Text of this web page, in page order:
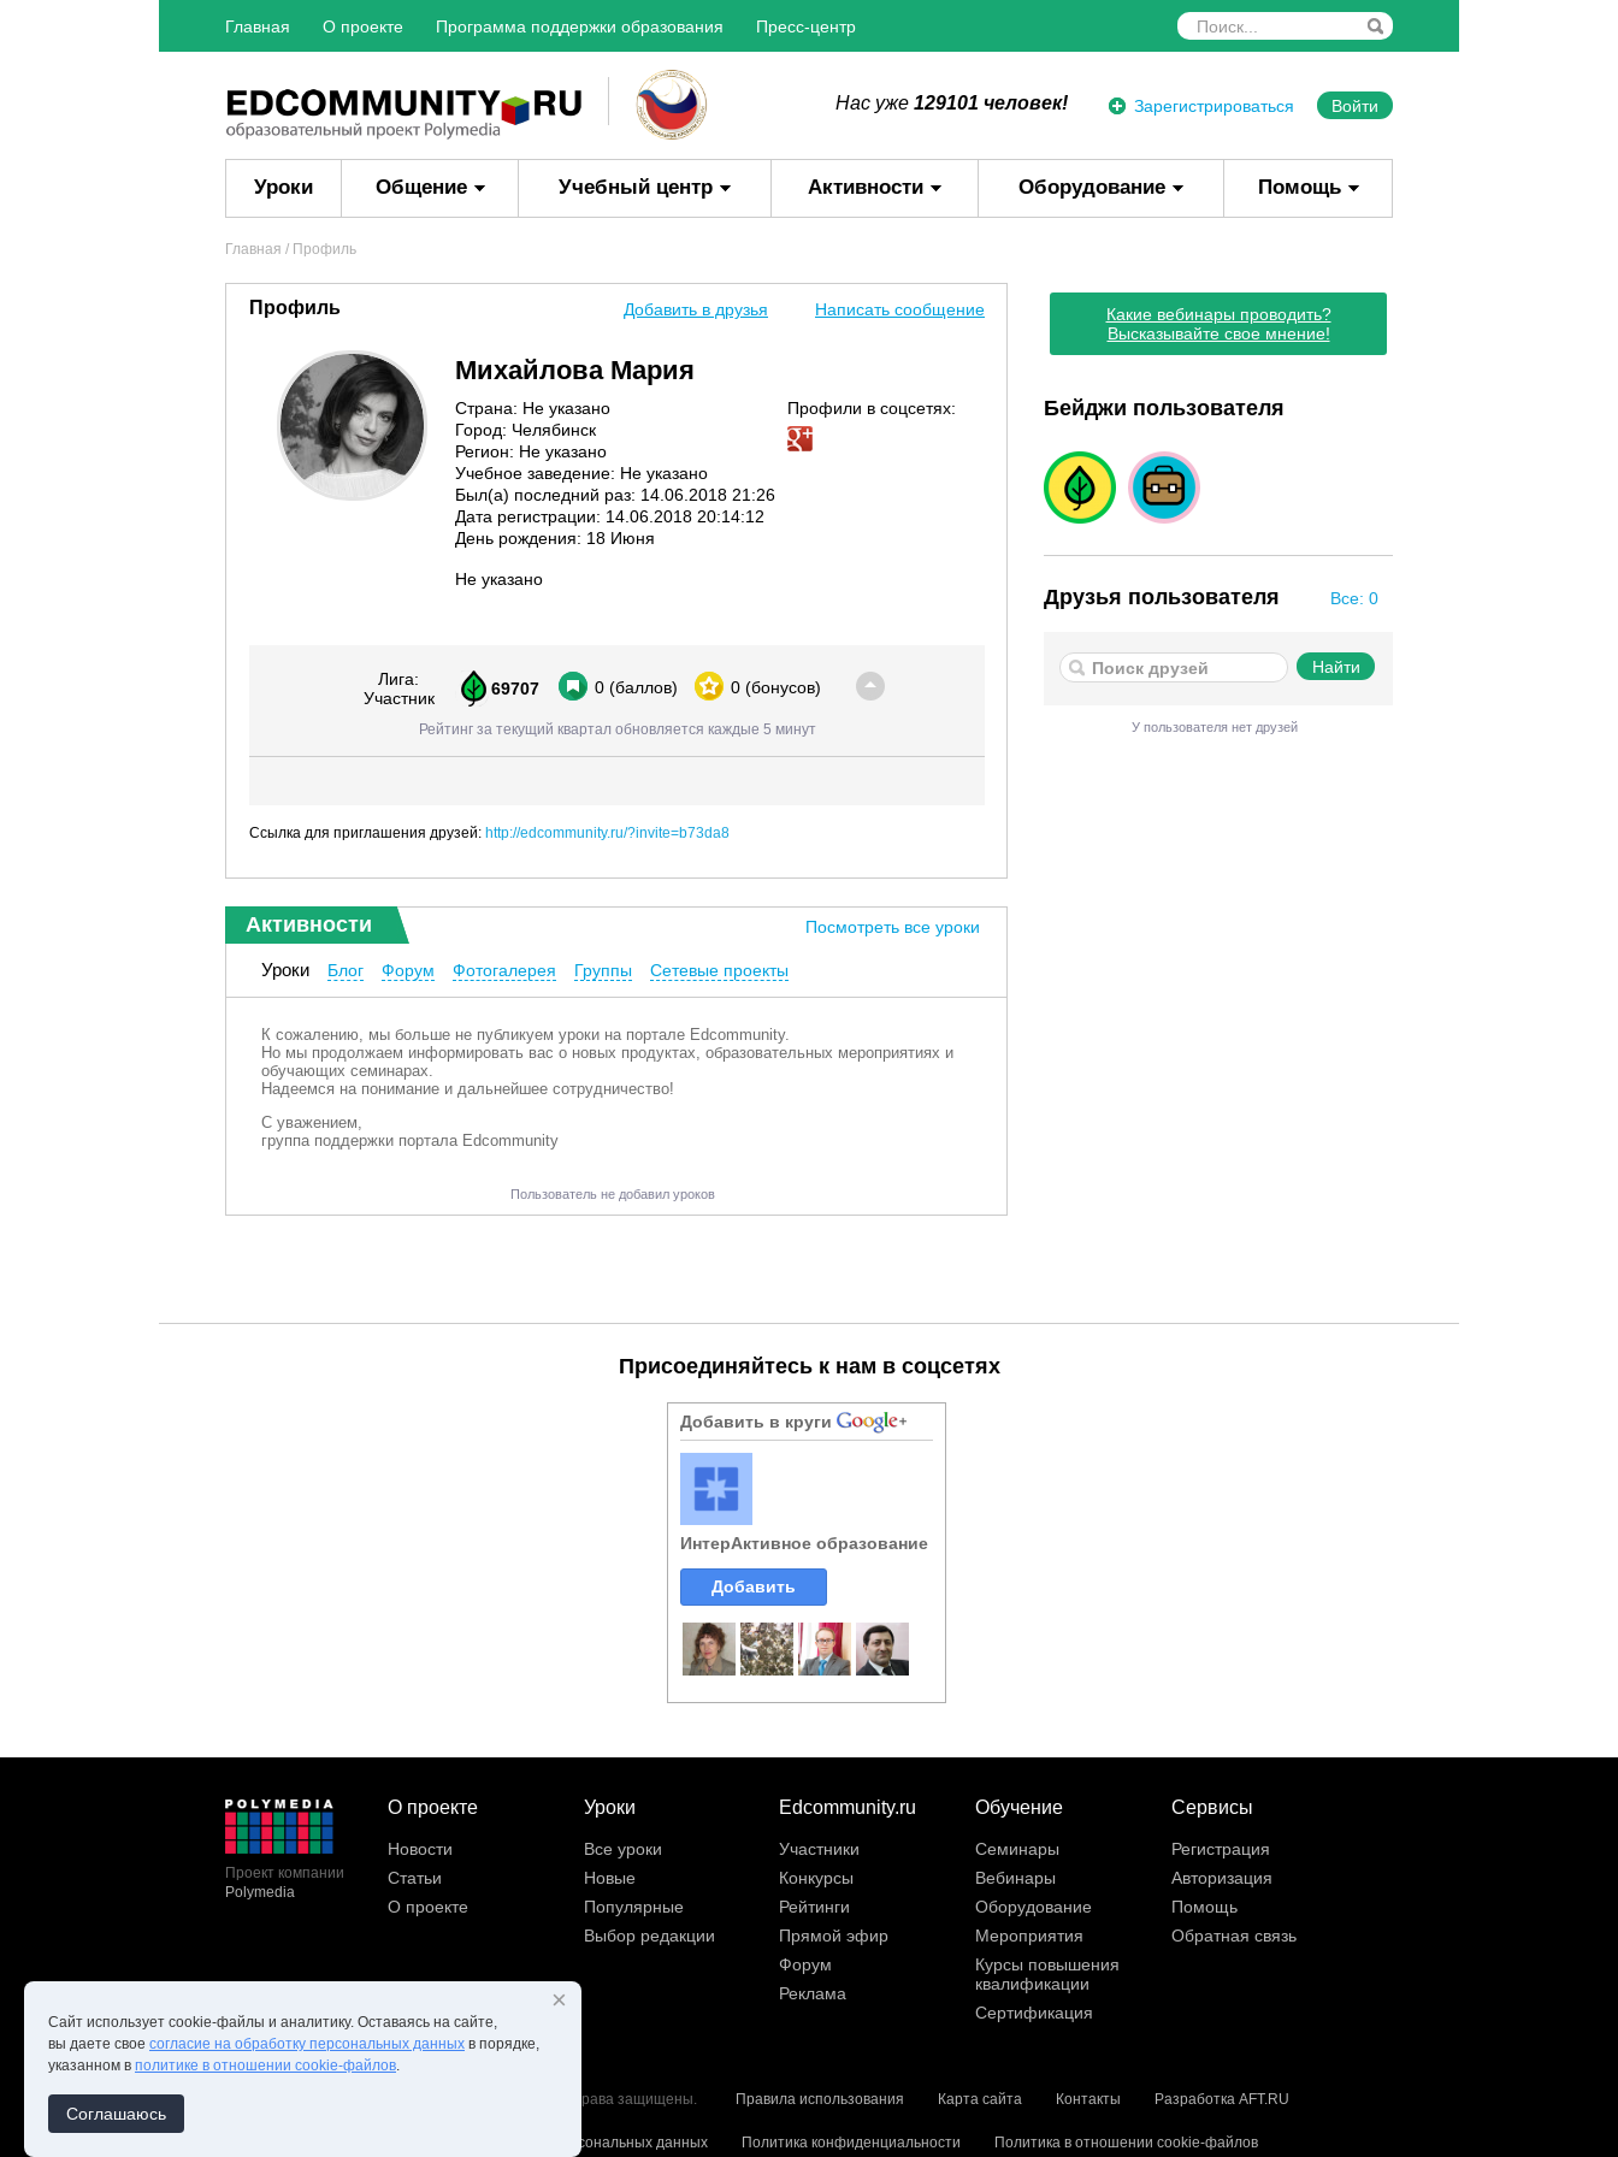
Главная О проекте Программа поддержки образования Пресс-центр
Зарегистрироваться Войти
Нас уже 129101 человек!
Уроки Общение Учебный центр Активности Оборудование Помощь
Главная / Профиль
Профиль Добавить в друзья Написать сообщение
Михайлова Мария
Профили в соцсетях:
Страна: Не указано
Город: Челябинск
Регион: Не указано
Учебное заведение: Не указано
Был(а) последний раз: 14.06.2018 21:26
Дата регистрации: 14.06.2018 20:14:12
День рождения: 18 Июня
Не указано
Лига:
Участник
69707 0 (баллов) 0 (бонусов)
Рейтинг за текущий квартал обновляется каждые 5 минут
Ссылка для приглашения друзей: http://edcommunity.ru/?invite=b73da8
Активности Посмотреть все уроки
Уроки Блог Форум Фотогалерея Группы Сетевые проекты
К сожалению, мы больше не публикуем уроки на портале Edcommunity.
Но мы продолжаем информировать вас о новых продуктах, образовательных мероприятиях и
обучающих семинарах.
Надеемся на понимание и дальнейшее сотрудничество!
С уважением,
группа поддержки портала Edcommunity
Пользователь не добавил уроков
Какие вебинары проводить?
Высказывайте свое мнение!
Бейджи пользователя
Все: 0
Друзья пользователя
У пользователя нет друзей
Присоединяйтесь к нам в соцсетях
Добавить в круги
ИнтерАктивное образование
Добавить
Проект компании
Polymedia
О проекте
Новости
Статьи
О проекте
Уроки
Все уроки
Новые
Популярные
Выбор редакции
Edcommunity.ru
Участники
Конкурсы
Рейтинги
Прямой эфир
Форум
Реклама
Обучение
Семинары
Вебинары
Оборудование
Мероприятия
Курсы повышения
квалификации
Сертификация
Сервисы
Регистрация
Авторизация
Помощь
Обратная связь
Copyright ©Edcommunity.ru 2026. Все права защищены. Правила использования Карта сайта Контакты Разработка AFT.RU
Соглашение на обработку персональных данных Политика конфиденциальности Политика в отношении cookie-файлов
×
Сайт использует cookie-файлы и аналитику. Оставаясь на сайте,
вы даете свое согласие на обработку персональных данных в порядке,
указанном в политике в отношении cookie-файлов.
Соглашаюсь